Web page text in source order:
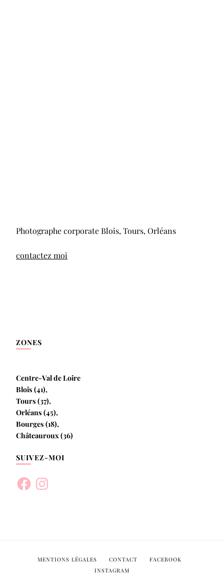
Photographe corporate Blois, Tours, Orléans
contactez moi
ZONES
Centre-Val de Loire
Blois (41),
Tours (37),
Orléans (45),
Bourges (18),
Châteauroux (36)
SUIVEZ-MOI
FacebookInstagram
MENTIONS LÉGALES CONTACT
FACEBOOK
INSTAGRAM